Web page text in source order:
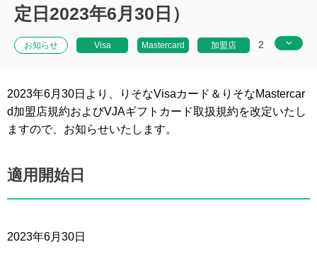
定日2023年6月30日）
お知らせ Visa Mastercard 加盟店
2
2023年6月30日より、りそなVisaカード＆りそなMastercar
d加盟店規約およびVJAギフトカード取扱規約を改定いたし
ますので、お知らせいたします。
適用開始日
2023年6月30日